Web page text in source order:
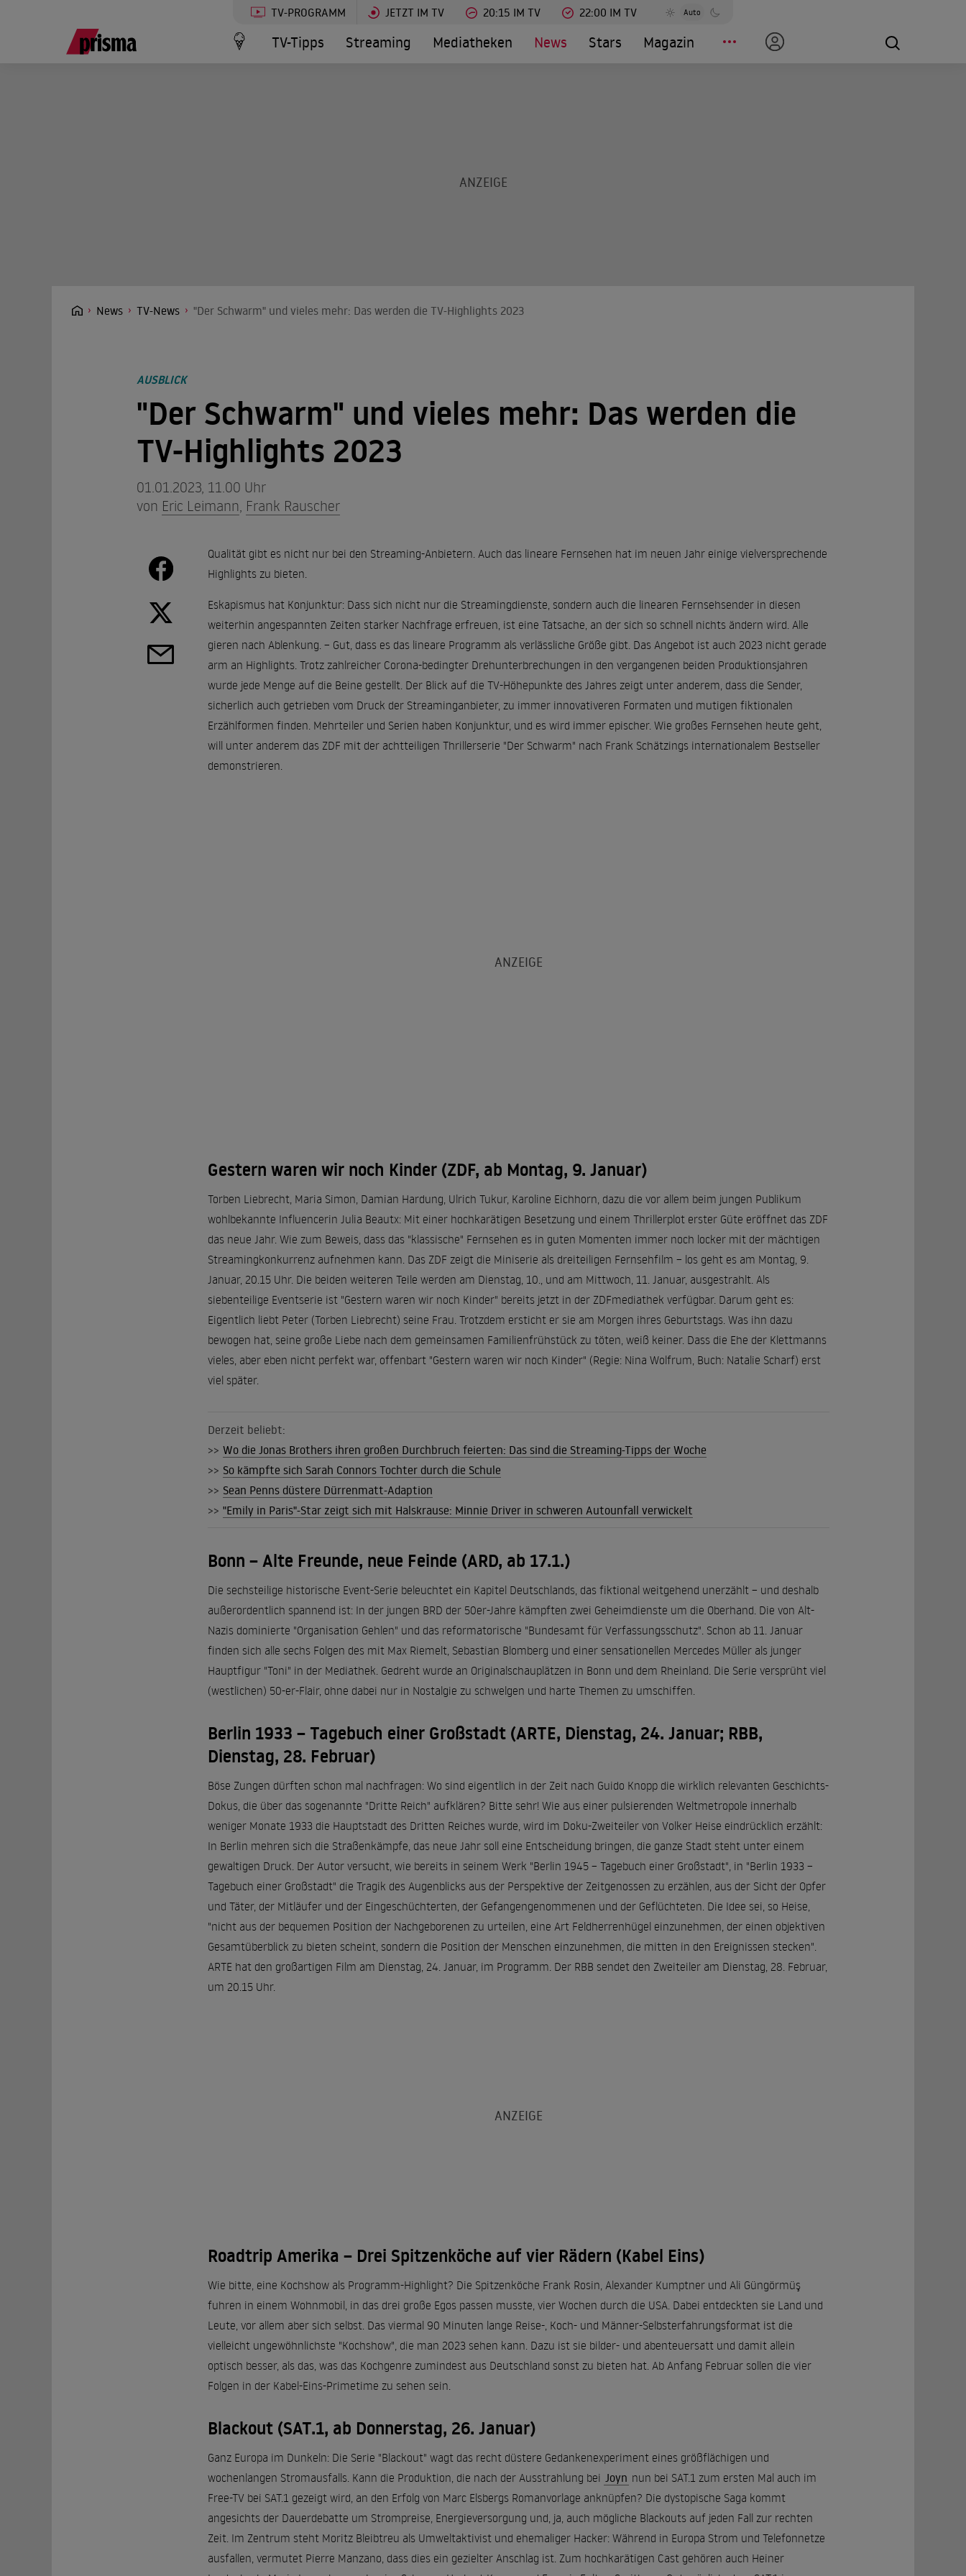
TV-PROGRAMM JETZT IM TV 20:15 IM TV 22:00 IM TV Auto
TV-Tipps Streaming Mediatheken News Stars Magazin
News TV-News "Der Schwarm" und vieles mehr: Das werden die TV-Highlights 2023
AUSBLICK
"Der Schwarm" und vieles mehr: Das werden die
TV-Highlights 2023
01.01.2023, 11.00 Uhr
von Eric Leimann Frank Rauscher
Qualität gibt es nicht nur bei den Streaming-Anbietern. Auch das lineare Fernsehen hat im neuen Jahr einige vielversprechende
Highlights zu bieten.
Eskapismus hat Konjunktur: Dass sich nicht nur die Streamingdienste, sondern auch die linearen Fernsehsender in diesen
weiterhin angespannten Zeiten starker Nachfrage erfreuen, ist eine Tatsache, an der sich so schnell nichts ändern wird. Alle
gieren nach Ablenkung. – Gut, dass es das lineare Programm als verlässliche Größe gibt. Das Angebot ist auch 2023 nicht gerade
arm an Highlights. Trotz zahlreicher Corona-bedingter Drehunterbrechungen in den vergangenen beiden Produktionsjahren
wurde jede Menge auf die Beine gestellt. Der Blick auf die TV-Höhepunkte des Jahres zeigt unter anderem, dass die Sender,
sicherlich auch getrieben vom Druck der Streaminganbieter, zu immer innovativeren Formaten und mutigen fiktionalen
Erzählformen finden. Mehrteiler und Serien haben Konjunktur, und es wird immer epischer. Wie großes Fernsehen heute geht,
will unter anderem das ZDF mit der achtteiligen Thrillerserie "Der Schwarm" nach Frank Schätzings internationalem Bestseller
demonstrieren.
Gestern waren wir noch Kinder (ZDF, ab Montag, 9. Januar)
Torben Liebrecht, Maria Simon, Damian Hardung, Ulrich Tukur, Karoline Eichhorn, dazu die vor allem beim jungen Publikum
wohlbekannte Influencerin Julia Beautx: Mit einer hochkarätigen Besetzung und einem Thrillerplot erster Güte eröffnet das ZDF
das neue Jahr. Wie zum Beweis, dass das "klassische" Fernsehen es in guten Momenten immer noch locker mit der mächtigen
Streamingkonkurrenz aufnehmen kann. Das ZDF zeigt die Miniserie als dreiteiligen Fernsehfilm – los geht es am Montag, 9.
Januar, 20.15 Uhr. Die beiden weiteren Teile werden am Dienstag, 10., und am Mittwoch, 11. Januar, ausgestrahlt. Als
siebenteilige Eventserie ist "Gestern waren wir noch Kinder" bereits jetzt in der ZDFmediathek verfügbar. Darum geht es:
Eigentlich liebt Peter (Torben Liebrecht) seine Frau. Trotzdem ersticht er sie am Morgen ihres Geburtstags. Was ihn dazu
bewogen hat, seine große Liebe nach dem gemeinsamen Familienfrühstück zu töten, weiß keiner. Dass die Ehe der Klettmanns
vieles, aber eben nicht perfekt war, offenbart "Gestern waren wir noch Kinder" (Regie: Nina Wolfrum, Buch: Natalie Scharf) erst
viel später.
Derzeit beliebt:
>> Wo die Jonas Brothers ihren großen Durchbruch feierten: Das sind die Streaming-Tipps der Woche
>> So kämpfte sich Sarah Connors Tochter durch die Schule
>> Sean Penns düstere Dürrenmatt-Adaption
>> "Emily in Paris"-Star zeigt sich mit Halskrause: Minnie Driver in schweren Autounfall verwickelt
Bonn – Alte Freunde, neue Feinde (ARD, ab 17.1.)
Die sechsteilige historische Event-Serie beleuchtet ein Kapitel Deutschlands, das fiktional weitgehend unerzählt – und deshalb
außerordentlich spannend ist: In der jungen BRD der 50er-Jahre kämpften zwei Geheimdienste um die Oberhand. Die von Alt-
Nazis dominierte "Organisation Gehlen" und das reformatorische "Bundesamt für Verfassungsschutz". Schon ab 11. Januar
finden sich alle sechs Folgen des mit Max Riemelt, Sebastian Blomberg und einer sensationellen Mercedes Müller als junger
Hauptfigur "Toni" in der Mediathek. Gedreht wurde an Originalschauplätzen in Bonn und dem Rheinland. Die Serie versprüht viel
(westlichen) 50-er-Flair, ohne dabei nur in Nostalgie zu schwelgen und harte Themen zu umschiffen.
Berlin 1933 – Tagebuch einer Großstadt (ARTE, Dienstag, 24. Januar; RBB,
Dienstag, 28. Februar)
Böse Zungen dürften schon mal nachfragen: Wo sind eigentlich in der Zeit nach Guido Knopp die wirklich relevanten Geschichts-
Dokus, die über das sogenannte "Dritte Reich" aufklären? Bitte sehr! Wie aus einer pulsierenden Weltmetropole innerhalb
weniger Monate 1933 die Hauptstadt des Dritten Reiches wurde, wird im Doku-Zweiteiler von Volker Heise eindrücklich erzählt:
In Berlin mehren sich die Straßenkämpfe, das neue Jahr soll eine Entscheidung bringen, die ganze Stadt steht unter einem
gewaltigen Druck. Der Autor versucht, wie bereits in seinem Werk "Berlin 1945 – Tagebuch einer Großstadt", in "Berlin 1933 –
Tagebuch einer Großstadt" die Tragik des Augenblicks aus der Perspektive der Zeitgenossen zu erzählen, aus der Sicht der Opfer
und Täter, der Mitläufer und der Eingeschüchterten, der Gefangengenommenen und der Geflüchteten. Die Idee sei, so Heise,
"nicht aus der bequemen Position der Nachgeborenen zu urteilen, eine Art Feldherrenhügel einzunehmen, der einen objektiven
Gesamtüberblick zu bieten scheint, sondern die Position der Menschen einzunehmen, die mitten in den Ereignissen stecken".
ARTE hat den großartigen Film am Dienstag, 24. Januar, im Programm. Der RBB sendet den Zweiteiler am Dienstag, 28. Februar,
um 20.15 Uhr.
Roadtrip Amerika – Drei Spitzenköche auf vier Rädern (Kabel Eins)
Wie bitte, eine Kochshow als Programm-Highlight? Die Spitzenköche Frank Rosin, Alexander Kumptner und Ali Güngörmüş
fuhren in einem Wohnmobil, in das drei große Egos passen musste, vier Wochen durch die USA. Dabei entdeckten sie Land und
Leute, vor allem aber sich selbst. Das viermal 90 Minuten lange Reise-, Koch- und Männer-Selbsterfahrungsformat ist die
vielleicht ungewöhnlichste "Kochshow", die man 2023 sehen kann. Dazu ist sie bilder- und abenteuersatt und damit allein
optisch besser, als das, was das Kochgenre zumindest aus Deutschland sonst zu bieten hat. Ab Anfang Februar sollen die vier
Folgen in der Kabel-Eins-Primetime zu sehen sein.
Blackout (SAT.1, ab Donnerstag, 26. Januar)
Ganz Europa im Dunkeln: Die Serie "Blackout" wagt das recht düstere Gedankenexperiment eines größflächigen und
wochenlangen Stromausfalls. Kann die Produktion, die nach der Ausstrahlung bei Joyn nun bei SAT.1 zum ersten Mal auch im
Free-TV bei SAT.1 gezeigt wird, an den Erfolg von Marc Elsbergs Romanvorlage anknüpfen? Die dystopische Saga kommt
angesichts der Dauerdebatte um Strompreise, Energieversorgung und, ja, auch mögliche Blackouts auf jeden Fall zur rechten
Zeit. Im Zentrum steht Moritz Bleibtreu als Umweltaktivist und ehemaliger Hacker: Während in Europa Strom und Telefonnetze
ausfallen, vermutet Pierre Manzano, dass dies ein gezielter Anschlag ist. Zum hochkarätigen Cast gehören auch Heiner